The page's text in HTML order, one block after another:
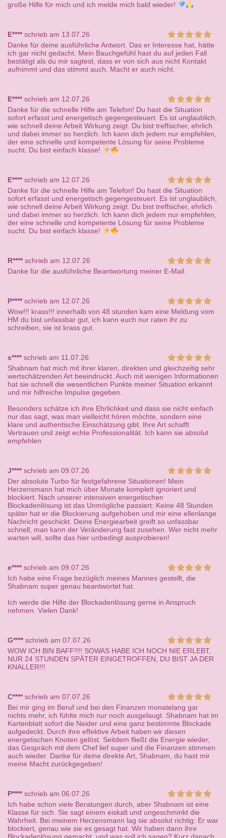
große Hilfe für mich und ich melde mich bald wieder!
E****schrieb am 13.07.26
Danke für deine ausführliche Antwort. Das er Interesse hat, hätte
ich gar nicht gedacht. Mein Bauchgefühl hast du auf jeden Fall
bestätigt als du mir sagtest, dass er von sich aus nicht Kontakt
aufnimmt und das stimmt auch. Macht er auch nicht.
E****schrieb am 12.07.26
Danke für die schnelle Hilfe am Telefon! Du hast die Situation
sofort erfasst und energetisch gegengesteuert. Es ist unglaublich,
wie schnell deine Arbeit Wirkung zeigt. Du bist treffsicher, ehrlich
und dabei immer so herzlich. Ich kann dich jedem nur empfehlen,
der eine schnelle und kompetente Lösung für seine Probleme
sucht. Du bist einfach klasse!
E****schrieb am 12.07.26
Danke für die schnelle Hilfe am Telefon! Du hast die Situation
sofort erfasst und energetisch gegengesteuert. Es ist unglaublich,
wie schnell deine Arbeit Wirkung zeigt. Du bist treffsicher, ehrlich
und dabei immer so herzlich. Ich kann dich jedem nur empfehlen,
der eine schnelle und kompetente Lösung für seine Probleme
sucht. Du bist einfach klasse!
R****schrieb am 12.07.26
Danke für die ausführliche Beantwortung meiner E-Mail.
P****schrieb am 12.07.26
Wow!!! krass!!! innerhalb von 48 stunden kam eine Meldung vom
HM du bist unfassbar gut, ich kann euch nur raten ihr zu
schreiben, sie ist krass gut.
s****schrieb am 11.07.26
Shabnam hat mich mit ihrer klaren, direkten und gleichzeitig sehr
wertschätzenden Art beeindruckt. Auch mit wenigen Informationen
hat sie schnell die wesentlichen Punkte meiner Situation erkannt
und mir hilfreiche Impulse gegeben.
Besonders schätze ich ihre Ehrlichkeit und dass sie nicht einfach
nur das sagt, was man vielleicht hören möchte, sondern eine
klare und authentische Einschätzung gibt. Ihre Art schafft
Vertrauen und zeigt echte Professionalität. Ich kann sie absolut
empfehlen
J****schrieb am 09.07.26
Der absolute Turbo für festgefahrene Situationen! Mein
Herzensmann hat mich über Monate komplett ignoriert und
blockiert. Nach unserer intensiven energetischen
Blockadenlösung ist das Unmögliche passiert: Keine 48 Stunden
später hat er die Blockierung aufgehoben und mir eine ellenlange
Nachricht geschickt. Deine Energiearbeit greift so unfassbar
schnell, man kann der Veränderung fast zusehen. Wer nicht mehr
warten will, sollte das hier unbedingt ausprobieren!
e****schrieb am 09.07.26
Ich habe eine Frage bezüglich meines Mannes gestellt, die
Shabnam super genau beantwortet hat.
Ich werde die Hilfe der Blockadenlösung gerne in Anspruch
nehmen. Vielen Dank!
G****schrieb am 07.07.26
WOW ICH BIN BAFF!!!! SOWAS HABE ICH NOCH NIE ERLEBT,
NUR 24 STUNDEN SPÄTER EINGETROFFEN, DU BIST JA DER
KNALLER!!!
C****schrieb am 07.07.26
Bei mir ging im Beruf und bei den Finanzen monatelang gar
nichts mehr, ich fühlte mich nur noch ausgelaugt. Shabnam hat im
Kartenblatt sofort die Neider und eine ganz bestimmte Blockade
aufgedeckt. Durch ihre effektive Arbeit haben wir diesen
energetischen Knoten gelöst. Seitdem fließt die Energie wieder,
das Gespräch mit dem Chef lief super und die Finanzen stimmen
auch wieder. Danke für deine direkte Art, Shabnam, du hast mir
meine Macht zurückgegeben!
P****schrieb am 06.07.26
Ich habe schon viele Beratungen durch, aber Shabnam ist eine
Klasse für sich. Sie sagt einem eiskalt und ungeschminkt die
Wahrheit. Bei meinem Herzensmann lag sie absolut richtig: Er war
blockiert, genau wie sie es gesagt hat. Wir haben dann ihre